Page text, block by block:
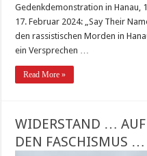
Gedenkdemonstration in Hanau,
17. Februar 2024: „Say Their
den rassistischen Morden in
ein Versprechen …
Read More »
WIDERSTAND … AUF
DEN FASCHISMUS …